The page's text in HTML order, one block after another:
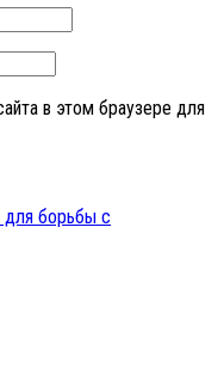
в этом браузере для
борьбы с